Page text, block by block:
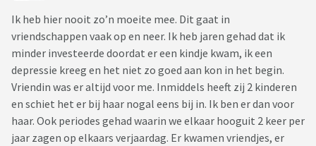
Ik heb hier nooit zo’n moeite mee. Dit gaat in
vriendschappen vaak op en neer. Ik heb jaren gehad dat ik
minder investeerde doordat er een kindje kwam, ik een
depressie kreeg en het niet zo goed aan kon in het begin.
Vriendin was er altijd voor me. Inmiddels heeft zij 2 kinderen
en schiet het er bij haar nogal eens bij in. Ik ben er dan voor
haar. Ook periodes gehad waarin we elkaar hooguit 2 keer per
jaar zagen op elkaars verjaardag. Er kwamen vriendjes, er